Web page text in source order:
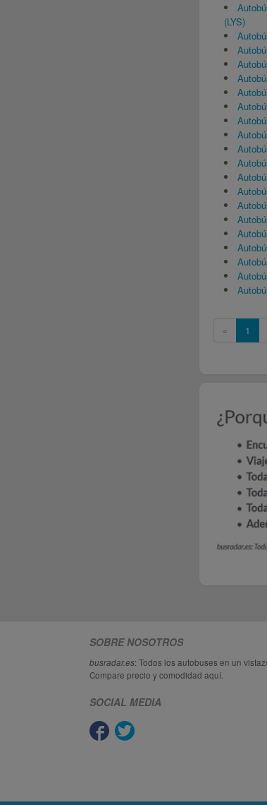
(LYS)
« 1
SOBRE NOSOTROS
busradar.es: Todos los autobuses en un
Compare precio y comodidad aquí.
SOCIAL MEDIA